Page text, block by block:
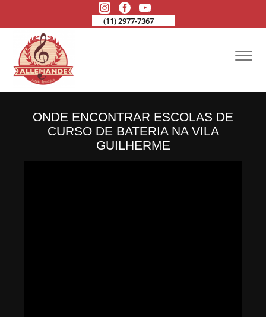
(11) 2977-7367
ONDE ENCONTRAR ESCOLAS DE
CURSO DE BATERIA NA VILA
GUILHERME